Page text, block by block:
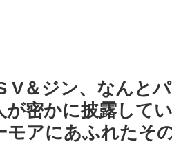
V＆ジン、なんと
が密かに披露して
モアにあふれたそ